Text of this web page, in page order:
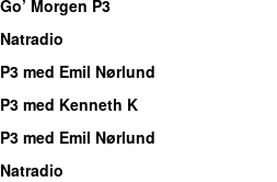
Go’ Morgen P3
Natradio
P3 med Emil Nørlund
P3 med Kenneth K
P3 med Emil Nørlund
Natradio